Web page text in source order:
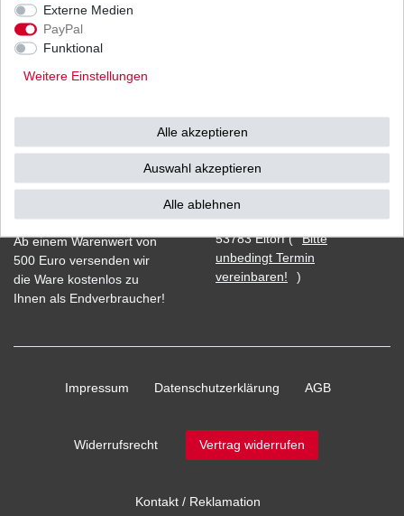
Ab einem Warenwert von
500 Euro versenden wir
die Ware kostenlos zu
Ihnen als Endverbraucher!
Vorkasse
Barzahlung bei Abholung in
53783 Eitorf (
Bitte
unbedingt Termin
vereinbaren!
)
Impressum Daten­schutz­erklärung AGB
Widerrufs­recht Vertrag widerrufen
Kontakt / Reklamation
Externe Medien
PayPal
Funktional
Weitere Einstellungen
Alle akzeptieren
Auswahl akzeptieren
Alle ablehnen